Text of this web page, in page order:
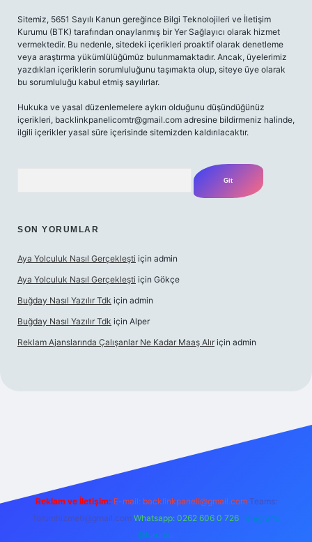
Sitemiz, 5651 Sayılı Kanun gereğince Bilgi Teknolojileri ve İletişim
Kurumu (BTK) tarafından onaylanmış bir Yer Sağlayıcı olarak hizmet
vermektedir. Bu nedenle, sitedeki içerikleri proaktif olarak denetleme
veya araştırma yükümlülüğümüz bulunmamaktadır. Ancak, üyelerimiz
yazdıkları içeriklerin sorumluluğunu taşımakta olup, siteye üye olarak
bu sorumluluğu kabul etmiş sayılırlar.
Hukuka ve yasal düzenlemelere aykırı olduğunu düşündüğünüz
içerikleri, backlinkpanelicomtr@gmail.com adresine bildirmeniz halinde,
ilgili içerikler yasal süre içerisinde sitemizden kaldırılacaktır.
SON YORUMLAR
Aya Yolculuk Nasıl Gerçekleşti için admin
Aya Yolculuk Nasıl Gerçekleşti için Gökçe
Buğday Nasıl Yazılır Tdk için admin
Buğday Nasıl Yazılır Tdk için Alper
Reklam Ajanslarında Çalışanlar Ne Kadar Maaş Alır için admin
Reklam ve İletişim: E-mail: backlinkpaneli@gmail.com Teams:
forumhizmeti@gmail.com Whatsapp: 0262 606 0 726 Telegram:
@karabul